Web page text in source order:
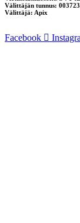
Välittäjän tunnus:
Välittäjä: Apix
Facebook